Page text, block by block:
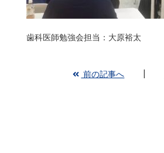
歯科医師勉強会担当：大原裕太
前の記事へ